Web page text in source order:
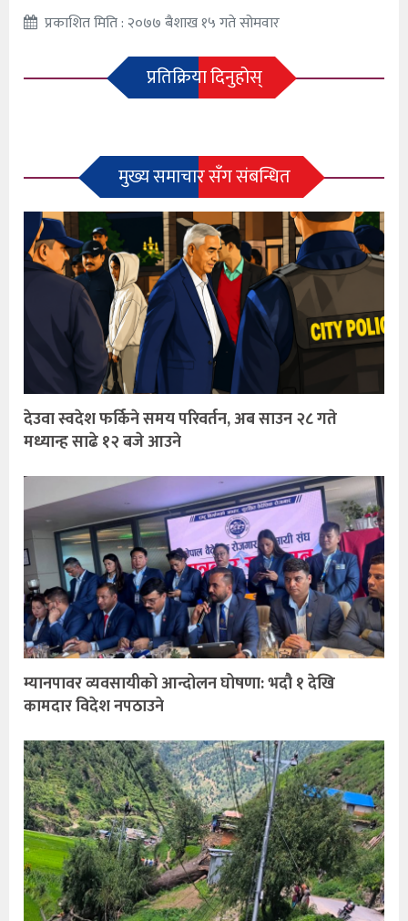
प्रकाशित मिति : २०७७ बैशाख १५ गते सोमवार
प्रतिक्रिया दिनुहोस्
मुख्य समाचार सँग संबन्धित
देउवा स्वदेश फर्किने समय परिवर्तन, अब साउन २८ गते
मध्यान्ह साढे १२ बजे आउने
म्यानपावर व्यवसायीको आन्दोलन घोषणा: भदौ १ देखि
कामदार विदेश नपठाउने